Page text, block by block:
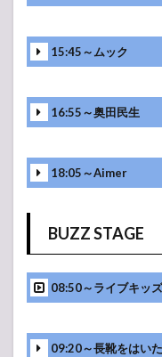
15:45～ムック
16:55～奥田民生
18:05～Aimer
BUZZ STAGE
08:50～ライブキッ
09:20～長靴をはい